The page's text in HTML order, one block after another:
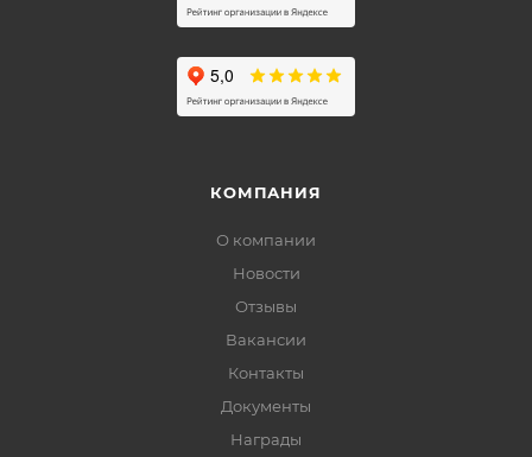
КОМПАНИЯ
О компании
Новости
Отзывы
Вакансии
Контакты
Документы
Награды